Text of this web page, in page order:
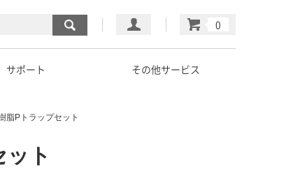
マイページ
カート
サポート その他サービス
脂Pトラップセット
ト